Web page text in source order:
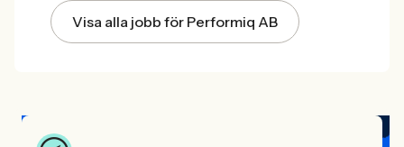
Visa alla jobb för Performiq AB